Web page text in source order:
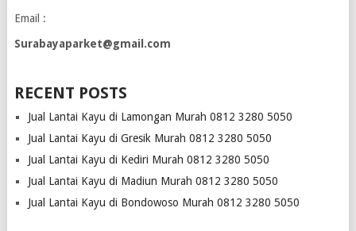
Email :
Surabayaparket@gmail.com
RECENT POSTS
Jual Lantai Kayu di Lamongan Murah 0812 3280 5050
Jual Lantai Kayu di Gresik Murah 0812 3280 5050
Jual Lantai Kayu di Kediri Murah 0812 3280 5050
Jual Lantai Kayu di Madiun Murah 0812 3280 5050
Jual Lantai Kayu di Bondowoso Murah 0812 3280 5050